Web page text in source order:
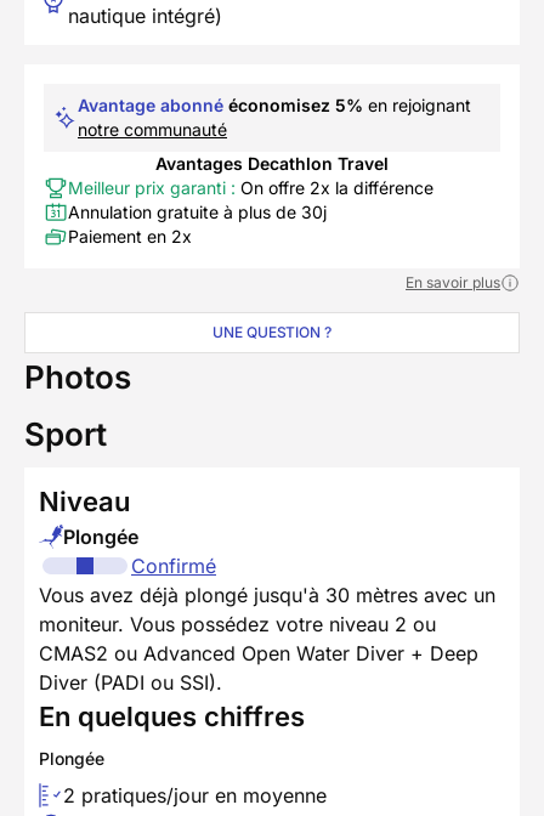
nautique intégré)
Avantage abonné économisez 5% en rejoignant
notre communauté
Avantages Decathlon Travel
Meilleur prix garanti : On offre 2x la différence
Annulation gratuite à plus de 30j
Paiement en 2x
En savoir plus
UNE QUESTION ?
Photos
Sport
Niveau
Plongée
Confirmé
Vous avez déjà plongé jusqu'à 30 mètres avec un
moniteur. Vous possédez votre niveau 2 ou
CMAS2 ou Advanced Open Water Diver + Deep
Diver (PADI ou SSI).
En quelques chiffres
Plongée
2 pratiques/jour en moyenne